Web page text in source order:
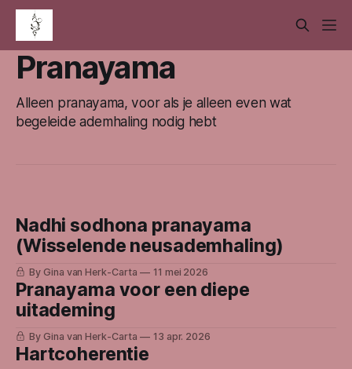
Pranayama
Alleen pranayama, voor als je alleen even wat
begeleide ademhaling nodig hebt
Nadhi sodhona pranayama
(Wisselende neusademhaling)
By Gina van Herk-Carta 11 mei 2026
Pranayama voor een diepe
uitademing
By Gina van Herk-Carta 13 apr. 2026
Hartcoherentie